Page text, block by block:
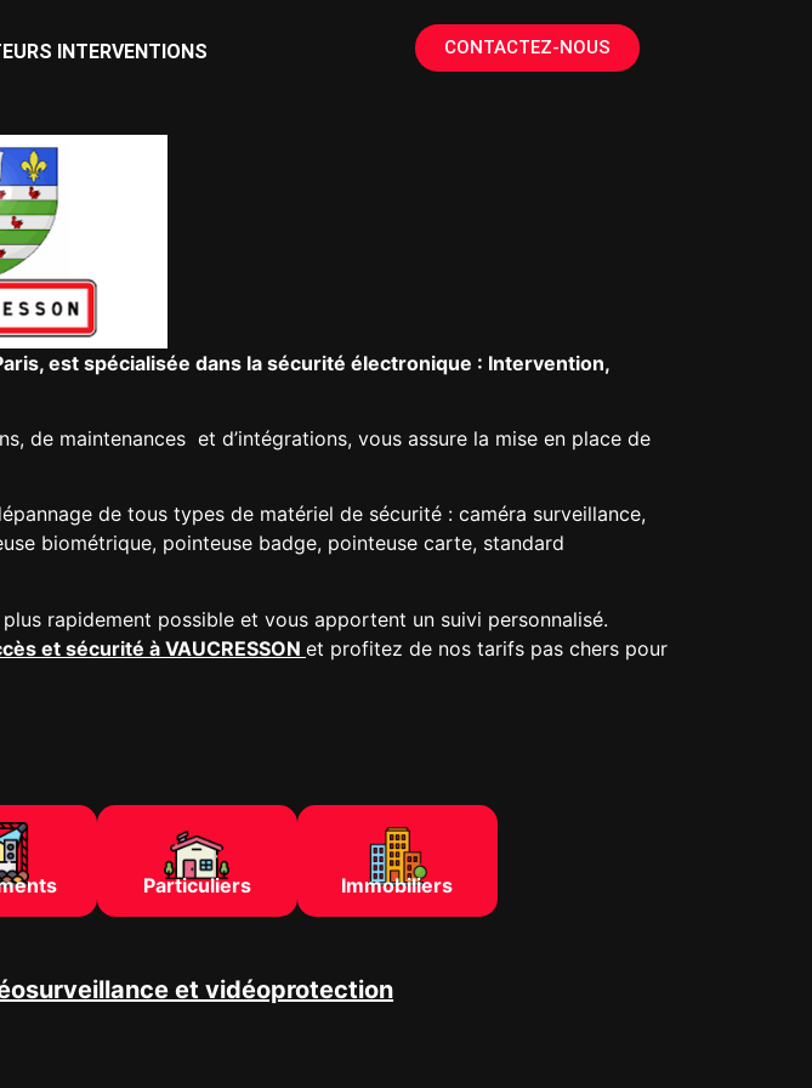
INTERVENTIONS CONTACTEZ-NOUS
est spécialisée dans la sécurité électronique : Intervention,
de maintenances et d’intégrations, vous assure la mise en place de
de tous types de matériel de sécurité : caméra surveillance,
biométrique, pointeuse badge, pointeuse carte, standard
rapidement possible et vous apportent un suivi personnalisé.
et sécurité à VAUCRESSON et profitez de nos tarifs pas chers pour
Particuliers Immobiliers
et vidéoprotection